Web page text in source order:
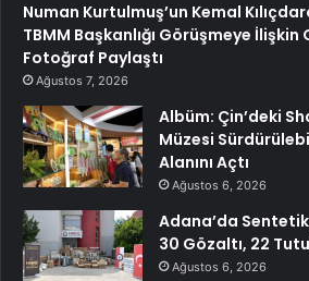
Numan Kurtulmuş’un Kemal
TBMM Başkanlığı Görüşmeye İlişkin
Fotoğraf Paylaştı
Ağustos 7, 2026
Albüm: Çin’deki
Müzesi
Alanını Açtı
Ağustos 6, 2026
Adana’da
30 Gözaltı, 22
Ağustos 6, 2026